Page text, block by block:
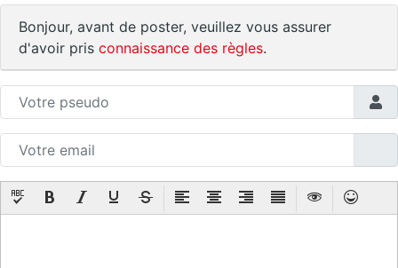
Bonjour, avant de poster, veuillez vous assurer
d'avoir pris connaissance des règles.